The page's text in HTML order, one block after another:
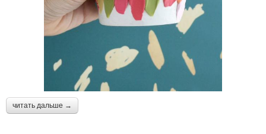
читать дальше →